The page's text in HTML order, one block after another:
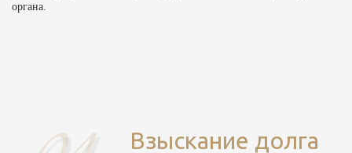
органа.
Взыскание долга